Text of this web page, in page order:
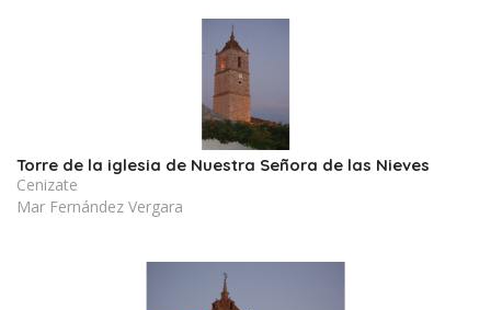
Torre de la iglesia de Nuestra Señora de las Nieves
Cenizate
Mar Fernández Vergara